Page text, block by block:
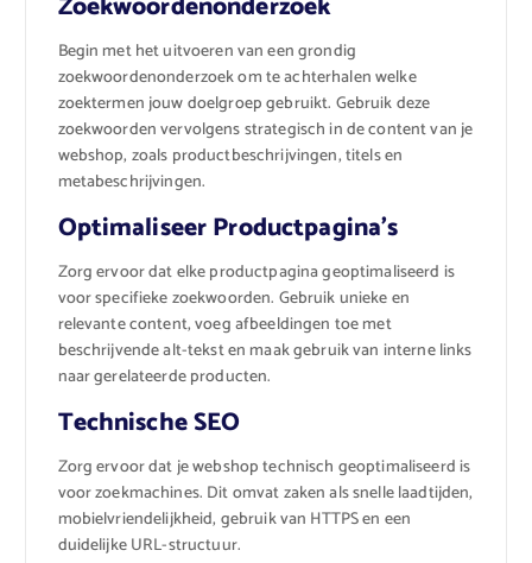
Begin met het uitvoeren van een grondig
zoekwoordenonderzoek om te achterhalen welke
zoektermen jouw doelgroep gebruikt. Gebruik deze
zoekwoorden vervolgens strategisch in de content van je
webshop, zoals productbeschrijvingen, titels en
metabeschrijvingen.
Optimaliseer Productpagina’s
Zorg ervoor dat elke productpagina geoptimaliseerd is
voor specifieke zoekwoorden. Gebruik unieke en
relevante content, voeg afbeeldingen toe met
beschrijvende alt-tekst en maak gebruik van interne links
naar gerelateerde producten.
Technische SEO
Zorg ervoor dat je webshop technisch geoptimaliseerd is
voor zoekmachines. Dit omvat zaken als snelle laadtijden,
mobielvriendelijkheid, gebruik van HTTPS en een
duidelijke URL-structuur.